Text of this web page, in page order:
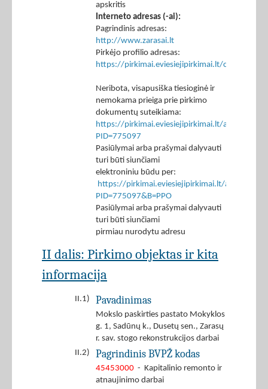
apskritis
Interneto adresas (-ai):
Pagrindinis adresas:
http://www.zarasai.lt
Pirkėjo profilio adresas:
https://pirkimai.eviesiejipirkimai.lt/ctm/
Neribota, visapusiška tiesioginė ir
nemokama prieiga prie pirkimo
dokumentų suteikiama:
https://pirkimai.eviesiejipirkimai.lt/app/rfq/
PID=775097
Pasiūlymai arba prašymai dalyvauti
turi būti siunčiami
elektroniniu būdu per:
https://pirkimai.eviesiejipirkimai.lt/app/rfq/
PID=775097&B=PPO
Pasiūlymai arba prašymai dalyvauti
turi būti siunčiami
pirmiau nurodytu adresu
II dalis: Pirkimo objektas ir kita
informacija
II.1) Pavadinimas
Mokslo paskirties pastato Mokyklos
g. 1, Sadūnų k., Dusetų sen., Zarasų
r. sav. stogo rekonstrukcijos darbai
II.2)
Pagrindinis BVPŽ kodas
45453000 - Kapitalinio remonto ir
atnaujinimo darbai